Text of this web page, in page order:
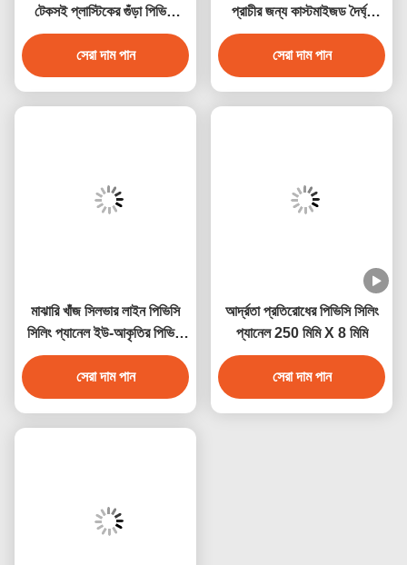
টেকসই প্লাস্টিকের গুঁড়া পিভিসি
ওয়াল প্যানেল অভ্যন্তরীণ দেয়াল
সজ্জা জন্য 250 * 5 আকার
সেরা দাম পান
প্রাচীর জন্য কাস্টমাইজড দৈর্ঘ্য
পিভিসি সিলিং প্যানেল
সেরা দাম পান
মাঝারি খাঁজ সিলভার লাইন পিভিসি
সিলিং প্যানেল ইউ-আকৃতির পিভিসি
প্যানেল
সেরা দাম পান
আর্দ্রতা প্রতিরোধের পিভিসি সিলিং
প্যানেল 250 মিমি X 8 মিমি
সেরা দাম পান